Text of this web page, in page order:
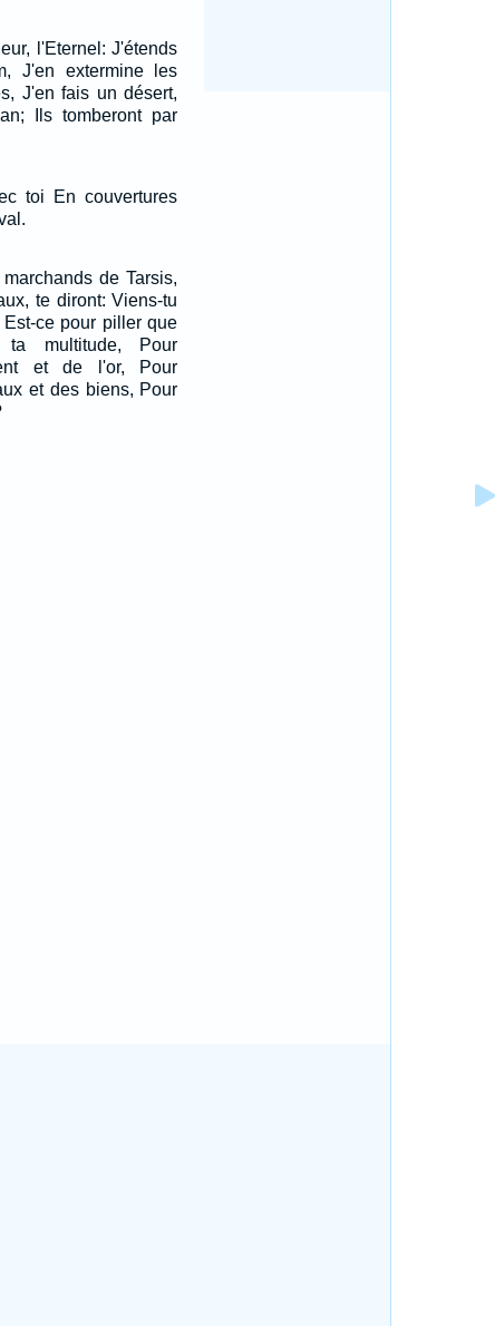
l'Eternel: J'étends
J'en extermine les
J'en fais un désert,
Ils tomberont par
toi En couvertures
de Tarsis,
te diront: Viens-tu
ce pour piller que
multitude, Pour
et de l'or, Pour
et des biens, Pour